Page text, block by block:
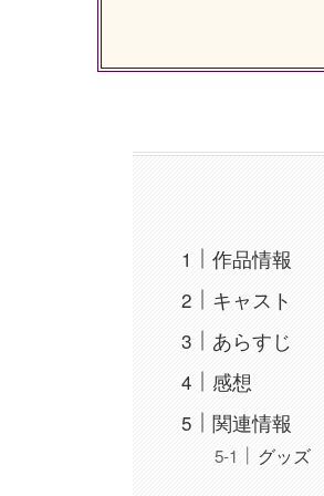
作品情報
キャスト
あらすじ
感想
関連情報
グッズ